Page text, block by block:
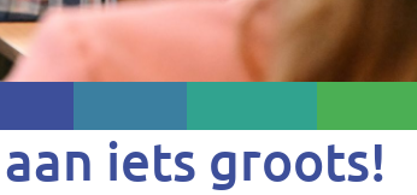
iets groots!